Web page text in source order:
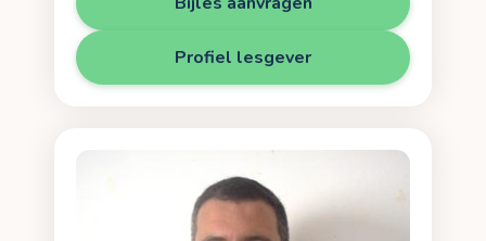
Profiel lesgever